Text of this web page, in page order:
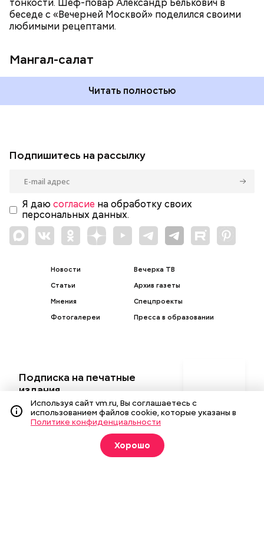
тонкости. Шеф-повар Александр Белькович в
беседе с «Вечерней Москвой» поделился своими
любимыми рецептами.
Мангал-салат
Читать полностью
Подпишитесь на рассылку
Я даю согласие на обработку своих
персональных данных.
Новости
Статьи
Мнения
Фотогалереи
Вечерка ТВ
Архив газеты
Спецпроекты
Пресса в образовании
Подписка на печатные
издания
Оформить
Используя сайт vm.ru, Вы соглашаетесь с
использованием файлов cookie, которые указаны в
Политике конфиденциальности
Хорошо